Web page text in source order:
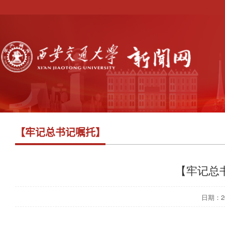
【牢记总书记嘱托】
【牢记
日期：